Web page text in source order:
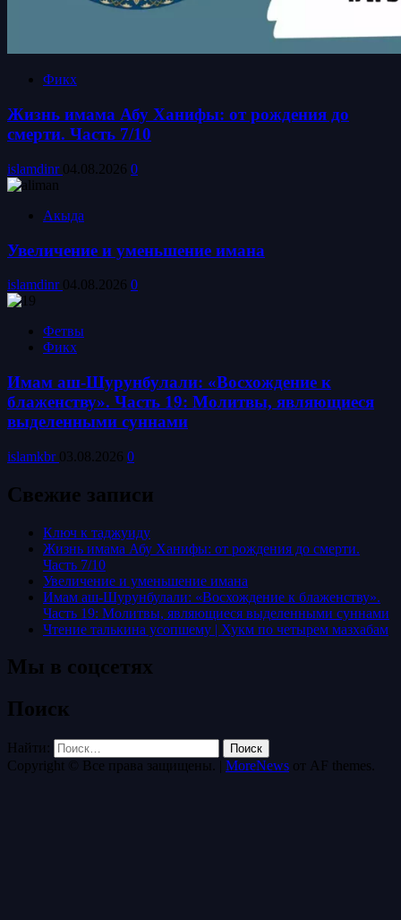
Фикх
Жизнь имама Абу Ханифы: от рождения до
смерти. Часть 7/10
islamdinr 04.08.2026 0
Акыда
Увеличение и уменьшение имана
islamdinr 04.08.2026 0
Фетвы
Фикх
Имам аш-Шурунбулали: «Восхождение к
блаженству». Часть 19: Молитвы, являющиеся
выделенными суннами
islamkbr 03.08.2026 0
Свежие записи
Ключ к таджуиду
Жизнь имама Абу Ханифы: от рождения до смерти.
Часть 7/10
Увеличение и уменьшение имана
Имам аш-Шурунбулали: «Восхождение к блаженству».
Часть 19: Молитвы, являющиеся выделенными суннами
Чтение талькина усопшему | Хукм по четырем мазхабам
Мы в соцсетях
Поиск
Найти:
Copyright © Все права защищены. | MoreNews от AF themes.